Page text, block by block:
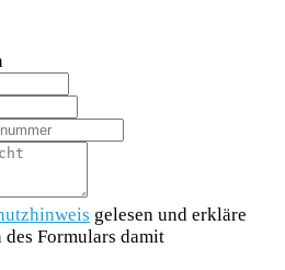
gelesen und erkläre
des Formulars damit